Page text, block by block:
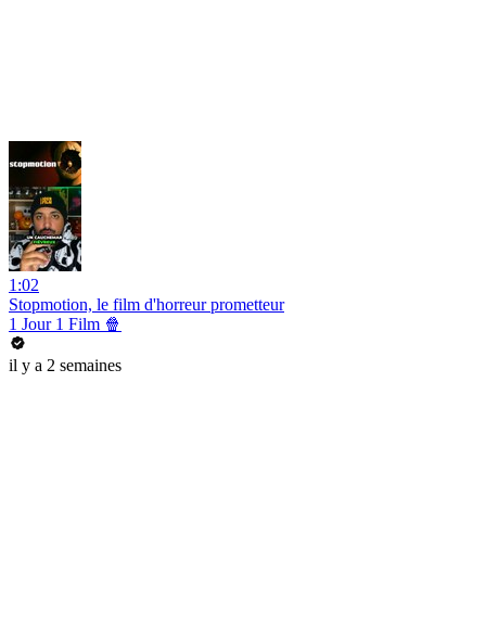
1:02
Stopmotion, le film d'horreur prometteur
1 Jour 1 Film 🍿
il y a 2 semaines